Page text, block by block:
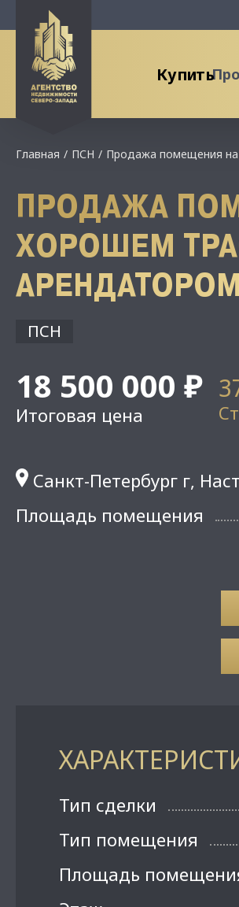
Купить
Главная ПСН Продажа помещения
ПРОДАЖА
ХОРОШЕМ
АРЕНДАТОРОМ
ПСН
18 500 000 ₽
Итоговая цена
Санкт-Петербург г,
Площадь помещения
Тип сделки
Тип помещения
Площадь